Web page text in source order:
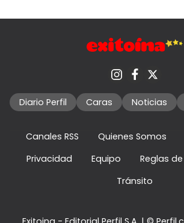
Diario Perfil Caras Noticias
Canales RSS Quienes Somos
Privacidad
Equipo
Reglas
Tránsito